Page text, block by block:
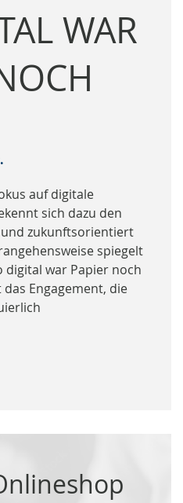
WAR
auf digitale
sich dazu den
zukunftsorientiert
spiegelt
digital war Papier noch
Engagement, die